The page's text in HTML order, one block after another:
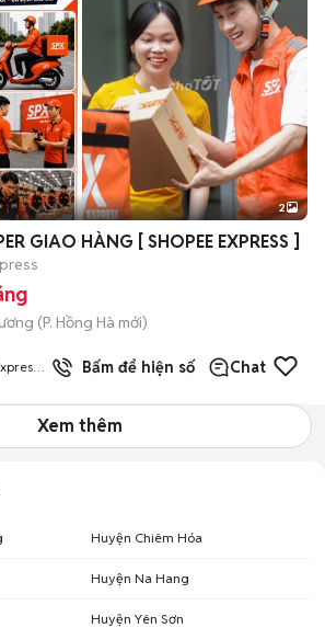
2
GIAO HÀNG [ SHOPEE EXPRESS ]
(P. Hồng Hà mới)
Bấm để hiện số Chat
Xem thêm
Huyện Chiêm Hóa
Huyện Na Hang
Huyện Yên Sơn